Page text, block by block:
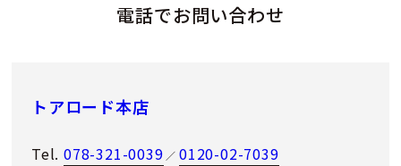
電話でお問い合わせ
トアロード本店
Tel. 078-321-0039 ／0120-02-7039